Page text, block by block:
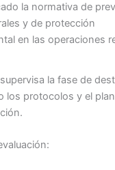
la normativa de
y de protección
en las operaciones
la fase de
los protocolos y el